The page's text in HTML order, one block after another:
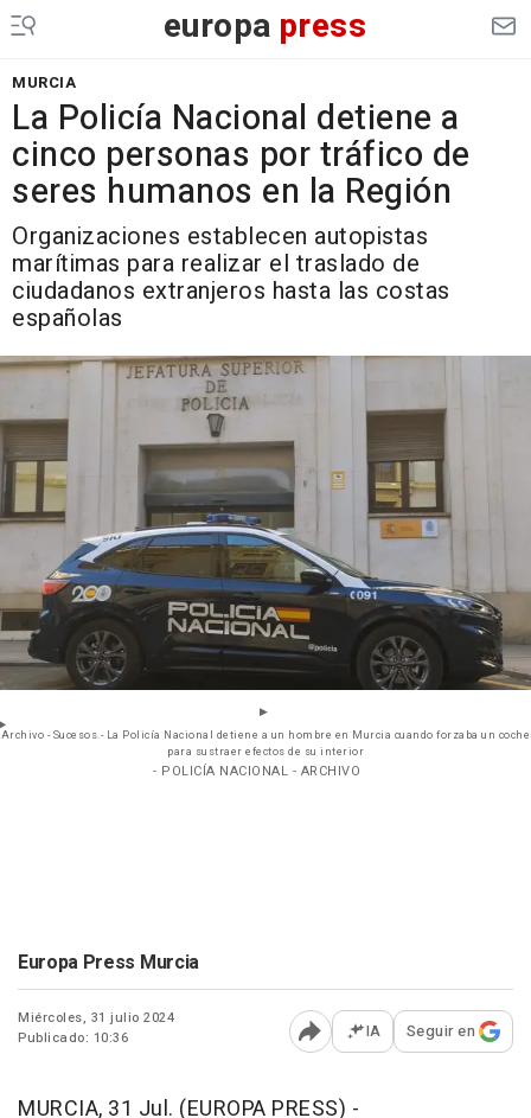
europa press
MURCIA
La Policía Nacional detiene a
cinco personas por tráfico de
seres humanos en la Región
Organizaciones establecen autopistas
marítimas para realizar el traslado de
ciudadanos extranjeros hasta las costas
españolas
Archivo - Sucesos.- La Policía Nacional detiene a un hombre en Murcia cuando forzaba un coche
para sustraer efectos de su interior
- POLICÍA NACIONAL - ARCHIVO
Europa Press Murcia
Miércoles, 31 julio 2024
Publicado: 10:36
Abrir opciones para
IA Seguir en
MURCIA, 31 Jul. (EUROPA PRESS) -